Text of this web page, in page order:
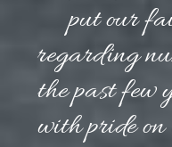
put our
regarding
the past few
with pride on